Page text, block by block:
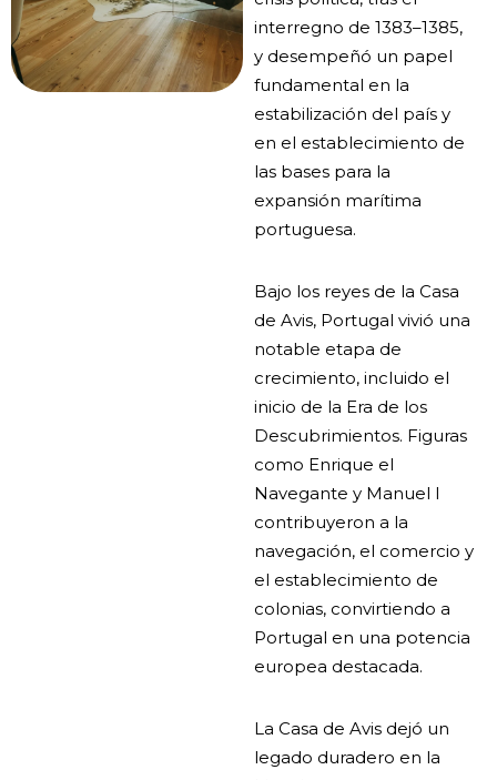
interregno de 1383–1385,
y desempeñó un papel
fundamental en la
estabilización del país y
en el establecimiento de
las bases para la
expansión marítima
portuguesa.
Bajo los reyes de la Casa
de Avis, Portugal vivió una
notable etapa de
crecimiento, incluido el
inicio de la Era de los
Descubrimientos. Figuras
como Enrique el
Navegante y Manuel I
contribuyeron a la
navegación, el comercio y
el establecimiento de
colonias, convirtiendo a
Portugal en una potencia
europea destacada.
La Casa de Avis dejó un
legado duradero en la